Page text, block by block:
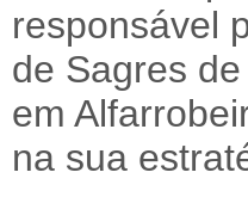
responsável
de Sagres
em
na sua